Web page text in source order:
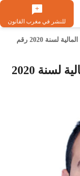
للنشر في مغرب القانون
قراءة في مشروع قانون المالية لسنة 2020 رقم
قراءة في مشروع قانون المالية لسنة 2020